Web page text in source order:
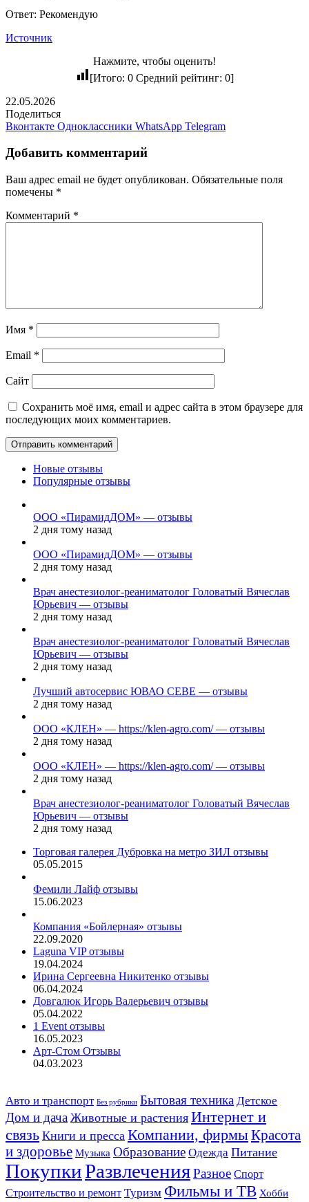
Ответ: Рекомендую
Источник
Нажмите, чтобы оценить!
[Итого: 0Средний рейтинг: 0]
22.05.2026
Поделиться
Вконтакте Одноклассники WhatsApp Telegram
Добавить комментарий
Ваш адрес email не будет опубликован. Обязательные поля
помечены *
Комментарий *
Имя *
Email *
Сайт
Сохранить моё имя, email и адрес сайта в этом браузере для
последующих моих комментариев.
Новые отзывы
Популярные отзывы
ООО «ПирамидДОМ» — отзывы
2 дня тому назад
ООО «ПирамидДОМ» — отзывы
2 дня тому назад
Врач анестезиолог-реаниматолог Головатый Вячеслав
Юрьевич — отзывы
2 дня тому назад
Врач анестезиолог-реаниматолог Головатый Вячеслав
Юрьевич — отзывы
2 дня тому назад
Лучший автосервис ЮВАО CEBE — отзывы
2 дня тому назад
ООО «КЛЕН» — https://klen-agro.com/ — отзывы
2 дня тому назад
ООО «КЛЕН» — https://klen-agro.com/ — отзывы
2 дня тому назад
Врач анестезиолог-реаниматолог Головатый Вячеслав
Юрьевич — отзывы
2 дня тому назад
Торговая галерея Дубровка на метро ЗИЛ отзывы
05.05.2015
Фемили Лайф отзывы
15.06.2023
Компания «Бойлерная» отзывы
22.09.2020
Laguna VIP отзывы
19.04.2024
Ирина Сергеевна Никитенко отзывы
06.04.2024
Довгалюк Игорь Валерьевич отзывы
05.04.2022
1 Event отзывы
16.05.2023
Арт-Стом Отзывы
04.03.2023
Авто и транспорт Без рубрики Бытовая техника Детское
Дом и дача Животные и растения Интернет и
связь Книги и пресса Компании, фирмыКрасота
и здоровье Музыка Образование Одежда Питание
ПокупкиРазвлеченияРазное Спорт
Строительство и ремонт Туризм Фильмы и ТВ Хобби